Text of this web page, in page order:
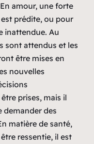
amour, une forte
prédite, ou pour
inattendue. Au
sont attendus et les
être mises en
nouvelles
prises, mais il
demander des
matière de santé,
ressentie, il est